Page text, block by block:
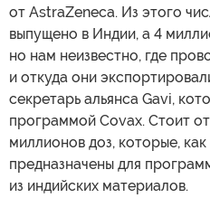
от AstraZeneca. Из этого
выпущено в Индии, а 4
но нам неизвестно, где
и откуда они
секретарь альянса Gavi,
программой Covax. Стоит
миллионов доз, которые,
предназначены для
из индийских материалов.